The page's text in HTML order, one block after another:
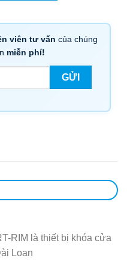
viên tư vấn của chúng
miễn phí!
RIM là thiết bị khóa cửa
Loan